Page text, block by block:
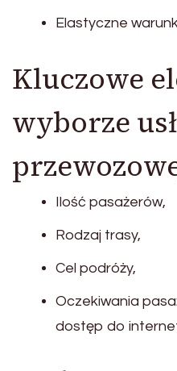
Elastyczne
Kluczowe
wyborze
Ilość pasażerów,
Rodzaj trasy,
Cel podróży,
Oczekiwania
dostęp do